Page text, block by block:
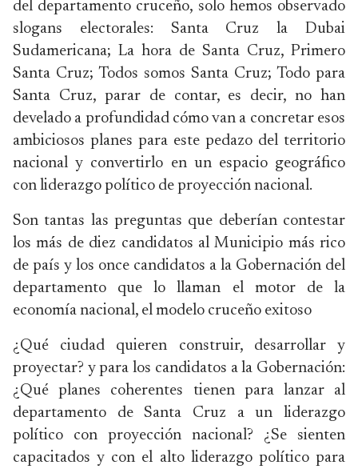
del departamento cruceño, solo hemos observado
slogans electorales: Santa Cruz la Dubai
Sudamericana; La hora de Santa Cruz, Primero
Santa Cruz; Todos somos Santa Cruz; Todo para
Santa Cruz, parar de contar, es decir, no han
develado a profundidad cómo van a concretar esos
ambiciosos planes para este pedazo del territorio
nacional y convertirlo en un espacio geográfico
con liderazgo político de proyección nacional.
Son tantas las preguntas que deberían contestar
los más de diez candidatos al Municipio más rico
de país y los once candidatos a la Gobernación del
departamento que lo llaman el motor de la
economía nacional, el modelo cruceño exitoso
¿Qué ciudad quieren construir, desarrollar y
proyectar? y para los candidatos a la Gobernación:
¿Qué planes coherentes tienen para lanzar al
departamento de Santa Cruz a un liderazgo
político con proyección nacional? ¿Se sienten
capacitados y con el alto liderazgo político para